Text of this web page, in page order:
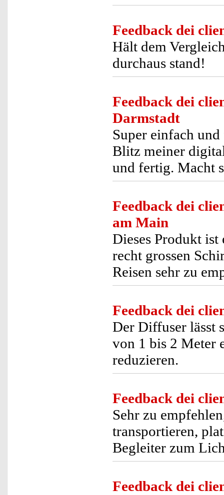
Feedback dei
Hält dem
durchaus stand!
Feedback dei
Darmstadt
Super einfach
Blitz meiner
und fertig. Macht
Feedback dei
am Main
Dieses Produkt ist
recht grossen
Reisen sehr zu
Feedback dei
Der Diffuser lässt
von 1 bis 2 Meter
reduzieren.
Feedback dei
Sehr zu
transportieren,
Begleiter zum
Feedback dei